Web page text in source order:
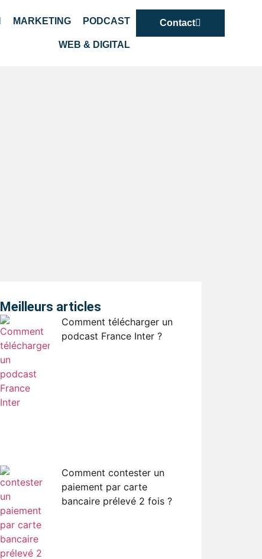
MARKETING PODCAST
WEB & DIGITAL
Contact
Meilleurs articles
Comment télécharger un
podcast France Inter ?
Comment contester un
paiement par carte
bancaire prélevé 2 fois ?